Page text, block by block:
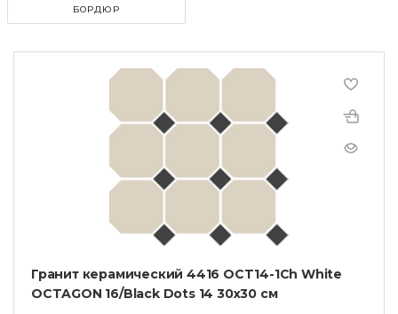
БОРДЮР
Гранит керамический 4416 OCT14-1Ch White
OCTAGON 16/Black Dots 14 30x30 см